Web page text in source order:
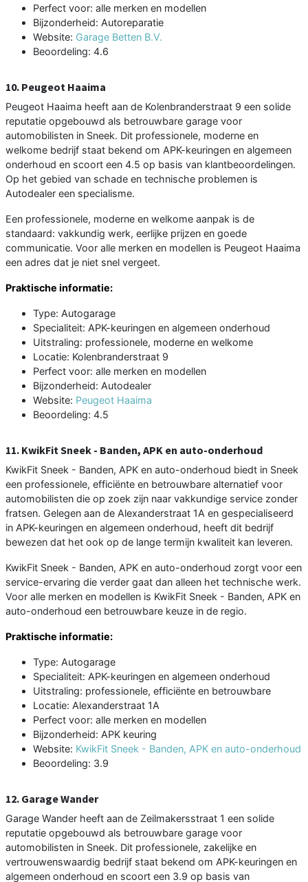
Perfect voor: alle merken en modellen
Bijzonderheid: Autoreparatie
Website: Garage Betten B.V.
Beoordeling: 4.6
10. Peugeot Haaima
Peugeot Haaima heeft aan de Kolenbranderstraat 9 een solide
reputatie opgebouwd als betrouwbare garage voor
automobilisten in Sneek. Dit professionele, moderne en
welkome bedrijf staat bekend om APK-keuringen en algemeen
onderhoud en scoort een 4.5 op basis van klantbeoordelingen.
Op het gebied van schade en technische problemen is
Autodealer een specialisme.
Een professionele, moderne en welkome aanpak is de
standaard: vakkundig werk, eerlijke prijzen en goede
communicatie. Voor alle merken en modellen is Peugeot Haaima
een adres dat je niet snel vergeet.
Praktische informatie:
Type: Autogarage
Specialiteit: APK-keuringen en algemeen onderhoud
Uitstraling: professionele, moderne en welkome
Locatie: Kolenbranderstraat 9
Perfect voor: alle merken en modellen
Bijzonderheid: Autodealer
Website: Peugeot Haaima
Beoordeling: 4.5
11. KwikFit Sneek - Banden, APK en auto-onderhoud
KwikFit Sneek - Banden, APK en auto-onderhoud biedt in Sneek
een professionele, efficiënte en betrouwbare alternatief voor
automobilisten die op zoek zijn naar vakkundige service zonder
fratsen. Gelegen aan de Alexanderstraat 1A en gespecialiseerd
in APK-keuringen en algemeen onderhoud, heeft dit bedrijf
bewezen dat het ook op de lange termijn kwaliteit kan leveren.
KwikFit Sneek - Banden, APK en auto-onderhoud zorgt voor een
service-ervaring die verder gaat dan alleen het technische werk.
Voor alle merken en modellen is KwikFit Sneek - Banden, APK en
auto-onderhoud een betrouwbare keuze in de regio.
Praktische informatie:
Type: Autogarage
Specialiteit: APK-keuringen en algemeen onderhoud
Uitstraling: professionele, efficiënte en betrouwbare
Locatie: Alexanderstraat 1A
Perfect voor: alle merken en modellen
Bijzonderheid: APK keuring
Website: KwikFit Sneek - Banden, APK en auto-onderhoud
Beoordeling: 3.9
12. Garage Wander
Garage Wander heeft aan de Zeilmakersstraat 1 een solide
reputatie opgebouwd als betrouwbare garage voor
automobilisten in Sneek. Dit professionele, zakelijke en
vertrouwenswaardig bedrijf staat bekend om APK-keuringen en
algemeen onderhoud en scoort een 3.9 op basis van